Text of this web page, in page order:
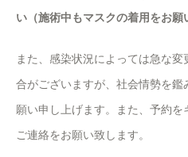
い（施術中もマスクの着用をお願
また、感染状況によっては急な
合がございますが、社会情勢を
願い申し上げます。また、予約
ご連絡をお願い致します。